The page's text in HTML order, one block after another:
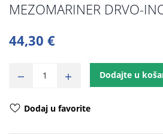
MEZOMARINER DRVO-
44,30 €
Dodajte u
Dodaj u favorite